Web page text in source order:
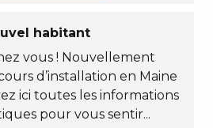
habitant
vous ! Nouvellement
d’installation en Maine
ici toutes les informations
pour vous sentir...